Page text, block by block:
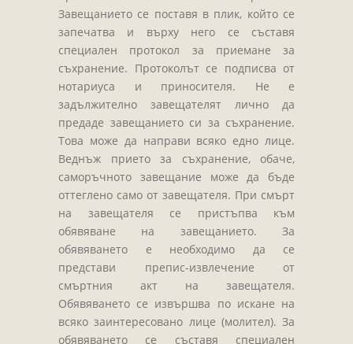
Завещанието се поставя в плик, който се
запечатва и върху него се съставя
специален протокол за приемане за
съхранение. Протоколът се подписва от
нотариуса и приносителя. Не е
задължително завещателят лично да
предаде завещанието си за съхранение.
Това може да направи всяко едно лице.
Веднъж прието за съхранение, обаче,
саморъчното завещание може да бъде
оттеглено само от завещателя. При смърт
на завещателя се пристъпва към
обявяване на завещанието. За
обявяването е необходимо да се
представи препис-извлечение от
смъртния акт на завещателя.
Обявяването се извършва по искане на
всяко заинтересовано лице (молител). За
обявяването се съставя специален